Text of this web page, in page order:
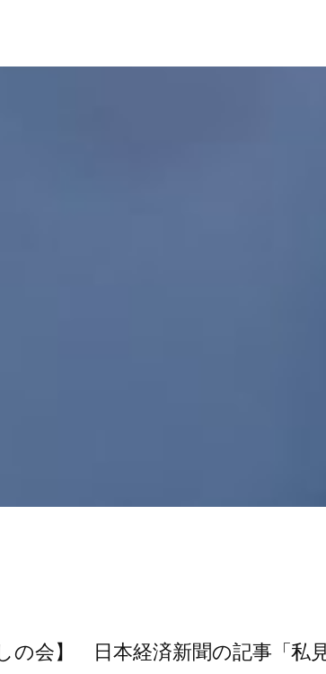
の会】 日本経済新聞の記事「私